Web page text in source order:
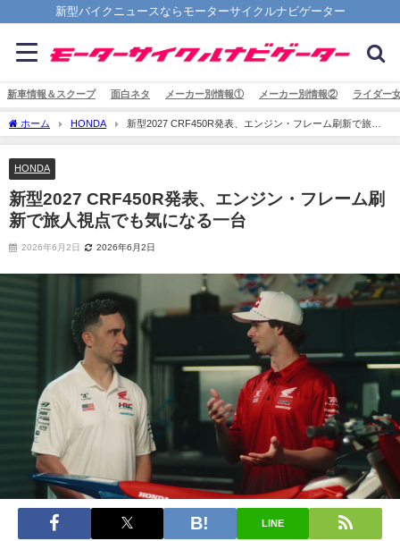
新型バイクニュースならモーターサイクルナビゲーター
新車情報＆スクープ 面白ネタ メーカー別情報① メーカー別情報② ライダー
ホーム HONDA
新型2027 CRF450R発表、エンジン・フレーム刷新で旅人
視点でも気になる一台
HONDA
新型2027 CRF450R発表、エンジン・フレーム刷
新で旅人視点でも気になる一台
2026年6月2日 2026年6月2日
LINE